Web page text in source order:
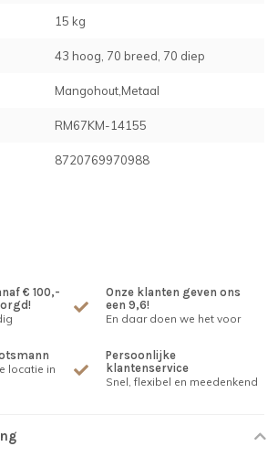
15 kg
43 hoog, 70 breed, 70 diep
Mangohout,Metaal
RM67KM-14155
8720769970988
€ 100,-
Onze klanten geven ons
een 9,6!
En daar doen we het voor
locatie in
Persoonlijke
klantenservice
Snel, flexibel en meedenkend